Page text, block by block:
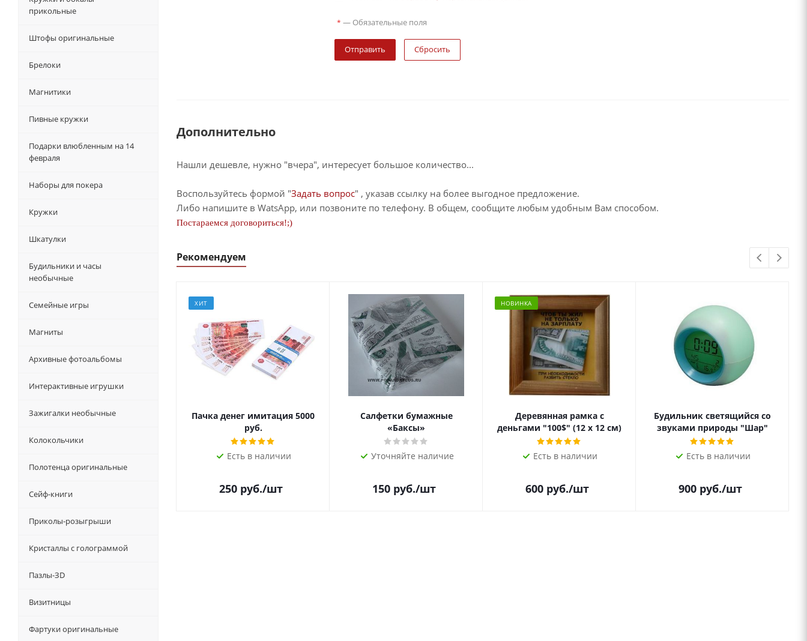
* — Обязательные поля
Сбросить
Дополнительно
Нашли дешевле, нужно "вчера", интересует большое количество...
Воспользуйтесь формой "Задать вопрос" , указав ссылку на более выгодное предложение.
Либо напишите в WatsApp, или позвоните по телефону. В общем, сообщите любым удобным Вам способом.
Постараемся договориться!;)
Рекомендуем
ХИТ
Пачка денег имитация 5000
руб.
Есть в наличии
250 руб./шт
Салфетки бумажные
«Баксы»
Уточняйте наличие
150 руб./шт
НОВИНКА
Деревянная рамка с
деньгами "100$" (12 х 12 см)
Есть в наличии
600 руб./шт
Будильник светящийся со
звуками природы "Шар"
Есть в наличии
900 руб./шт
прикольные
Штофы оригинальные
Брелоки
Магнитики
Пивные кружки
Подарки влюбленным на 14
февраля
Наборы для покера
Кружки
Шкатулки
Будильники и часы
необычные
Семейные игры
Магниты
Архивные фотоальбомы
Интерактивные игрушки
Зажигалки необычные
Колокольчики
Полотенца оригинальные
Сейф-книги
Приколы-розыгрыши
Кристаллы с голограммой
Пазлы-ЗD
Визитницы
Фартуки оригинальные